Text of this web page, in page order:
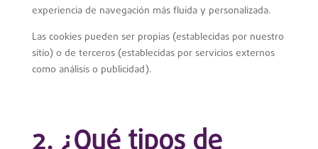
experiencia de navegación más fluida y personalizada.
Las cookies pueden ser propias (establecidas por nuestro
sitio) o de terceros (establecidas por servicios externos
como análisis o publicidad).
2. ¿Qué tipos de